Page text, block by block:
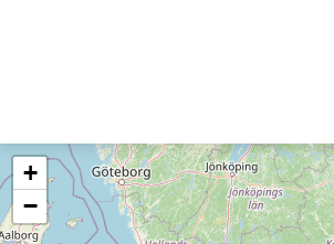
+
−